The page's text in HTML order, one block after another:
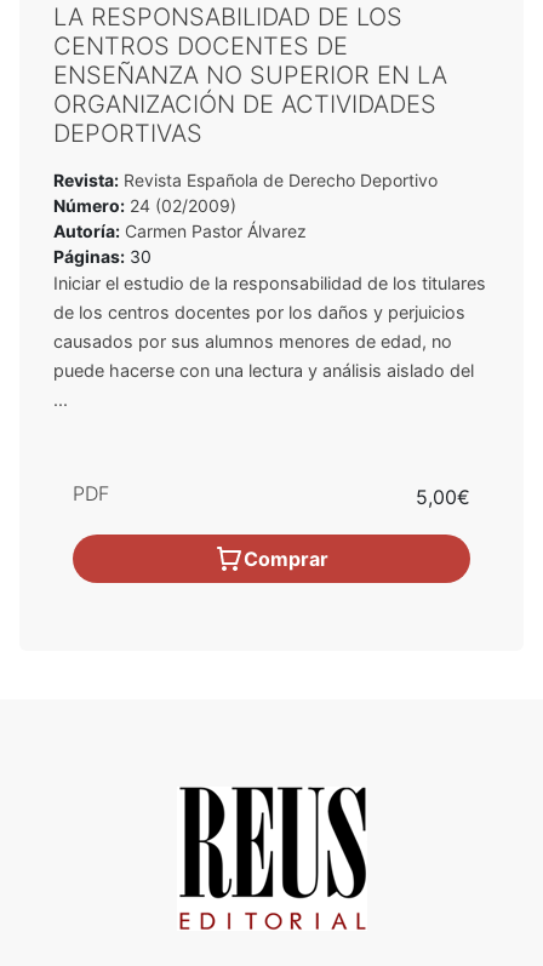
LA RESPONSABILIDAD DE LOS
CENTROS DOCENTES DE
ENSEÑANZA NO SUPERIOR EN LA
ORGANIZACIÓN DE ACTIVIDADES
DEPORTIVAS
Revista: Revista Española de Derecho Deportivo
Número: 24 (02/2009)
Autoría: Carmen Pastor Álvarez
Páginas: 30
Iniciar el estudio de la responsabilidad de los titulares
de los centros docentes por los daños y perjuicios
causados por sus alumnos menores de edad, no
puede hacerse con una lectura y análisis aislado del
...
PDF 5,00€
Comprar